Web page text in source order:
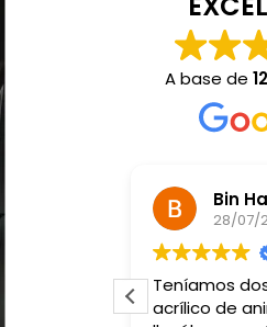
A base de
Teníamos dos figuras de
acrílico de anime que